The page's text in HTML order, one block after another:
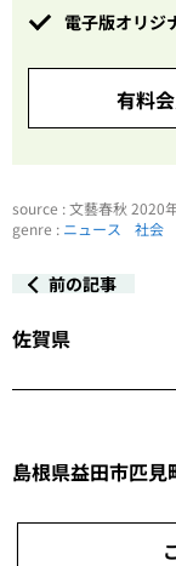
電子版オリジ
有料
source : 文藝春秋 2020
genre : ニュース 社会
前の記事
佐賀県
島根県益田市匹見